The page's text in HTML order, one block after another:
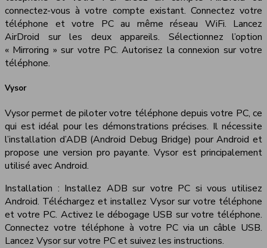
connectez-vous à votre compte existant. Connectez votre
téléphone et votre PC au même réseau WiFi. Lancez
AirDroid sur les deux appareils. Sélectionnez l’option
« Mirroring » sur votre PC. Autorisez la connexion sur votre
téléphone.
Vysor
Vysor permet de piloter votre téléphone depuis votre PC, ce
qui est idéal pour les démonstrations précises. Il nécessite
l’installation d’ADB (Android Debug Bridge) pour Android et
propose une version pro payante. Vysor est principalement
utilisé avec Android.
Installation : Installez ADB sur votre PC si vous utilisez
Android. Téléchargez et installez Vysor sur votre téléphone
et votre PC. Activez le débogage USB sur votre téléphone.
Connectez votre téléphone à votre PC via un câble USB.
Lancez Vysor sur votre PC et suivez les instructions.